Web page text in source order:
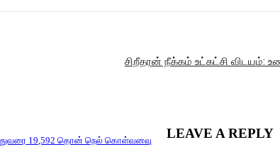
சிறீதரன் நீக்கம் உட்கட்சி விடயம்:
19,592 தொன் நெல் கொள்வனவு LEAVE A REPLY